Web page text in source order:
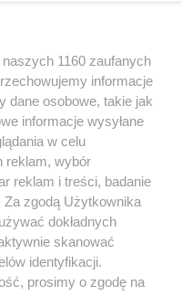
HOSTING
FACEBOOK KONTAKT
Muzyka i kultura
Archiwum wydarzeń
1160 zaufanych
informacje
dane osobowe, takie jak
informacje wysyłane
w celu
reklam, wybór
reklam i treści, badanie
Za zgodą Użytkownika
dokładnych
skanować
identyfikacji.
prosimy o zgodę na